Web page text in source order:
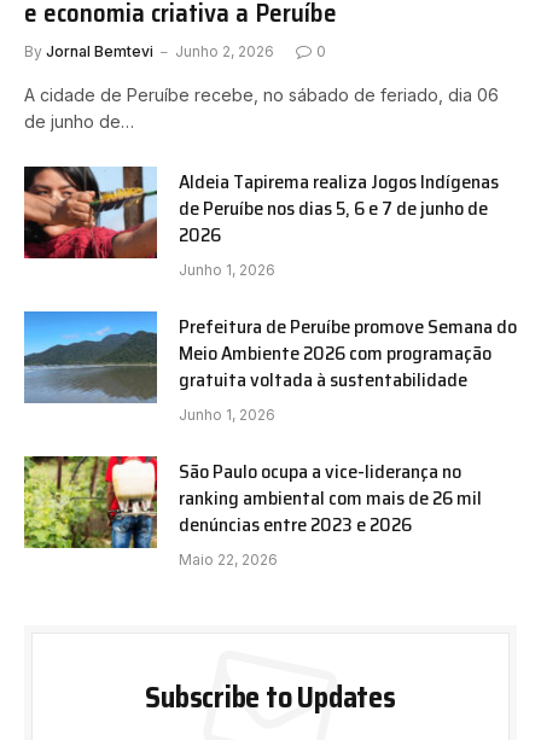
e economia criativa a Peruíbe
By Jornal Bemtevi Junho 2, 2026 0
A cidade de Peruíbe recebe, no sábado de feriado, dia 06
de junho de…
Aldeia Tapirema realiza Jogos Indígenas
de Peruíbe nos dias 5, 6 e 7 de junho de
2026
Junho 1, 2026
Prefeitura de Peruíbe promove Semana do
Meio Ambiente 2026 com programação
gratuita voltada à sustentabilidade
Junho 1, 2026
São Paulo ocupa a vice-liderança no
ranking ambiental com mais de 26 mil
denúncias entre 2023 e 2026
Maio 22, 2026
Subscribe to Updates